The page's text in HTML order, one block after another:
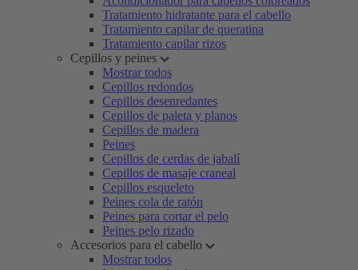
Tratamiento hidratante para el cabello
Tratamiento capilar de queratina
Tratamiento capilar rizos
Cepillos y peines
Mostrar todos
Cepillos redondos
Cepillos desenredantes
Cepillos de paleta y planos
Cepillos de madera
Peines
Cepillos de cerdas de jabalí
Cepillos de masaje craneal
Cepillos esqueleto
Peines cola de ratón
Peines para cortar el pelo
Peines pelo rizado
Accesorios para el cabello
Mostrar todos